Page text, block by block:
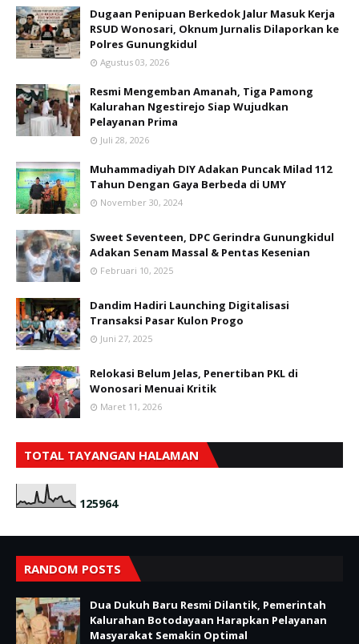
Dugaan Penipuan Berkedok Jalur Masuk Kerja
RSUD Wonosari, Oknum Jurnalis Dilaporkan ke
Polres Gunungkidul
Agustus 03, 2026
Resmi Mengemban Amanah, Tiga Pamong
Kalurahan Ngestirejo Siap Wujudkan
Pelayanan Prima
Juli 28, 2026
Muhammadiyah DIY Adakan Puncak Milad 112
Tahun Dengan Gaya Berbeda di UMY
November 30, 2024
Sweet Seventeen, DPC Gerindra Gunungkidul
Adakan Senam Massal & Pentas Kesenian
Februari 10, 2025
Dandim Hadiri Launching Digitalisasi
Transaksi Pasar Kulon Progo
Juni 27, 2025
Relokasi Belum Jelas, Penertiban PKL di
Wonosari Menuai Kritik
Maret 11, 2026
TOTAL TAYANGAN HALAMAN
125964
RANDOM POSTS
Dua Dukuh Baru Resmi Dilantik, Pemerintah
Kalurahan Botodayaan Harapkan Pelayanan
Masyarakat Semakin Optimal